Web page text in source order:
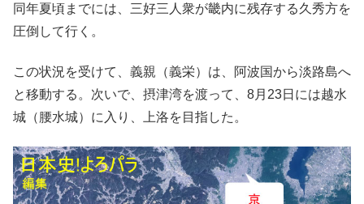
同年夏頃までには、三好三人衆が畿内に残存する久秀方を
圧倒して行く。
この状況を受けて、義親（義栄）は、阿波国から淡路島へ
と移動する。次いで、摂津湾を渡って、8月23日には越水
城（腰水城）に入り、上洛を目指した。